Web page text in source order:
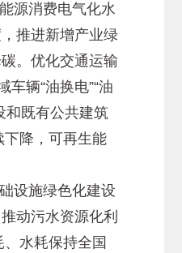
源消费电气化水
推进新增产业绿
。优化交通运输
辆“油换电”“油
和既有公共建筑
降，可再生能
设施绿色化建设
动污水资源化利
水耗保持全国